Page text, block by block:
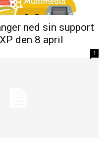
ned sin support
den 8 april
1